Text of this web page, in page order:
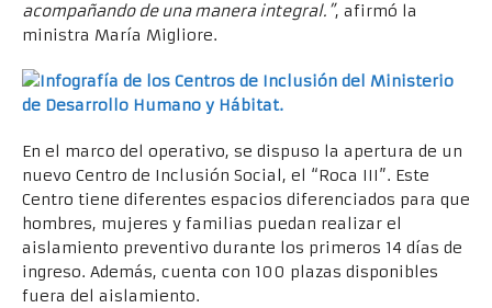
acompañando de una manera integral.”, afirmó la
ministra María Migliore.
En el marco del operativo, se dispuso la apertura de un
nuevo Centro de Inclusión Social, el “Roca III”. Este
Centro tiene diferentes espacios diferenciados para que
hombres, mujeres y familias puedan realizar el
aislamiento preventivo durante los primeros 14 días de
ingreso. Además, cuenta con 100 plazas disponibles
fuera del aislamiento.